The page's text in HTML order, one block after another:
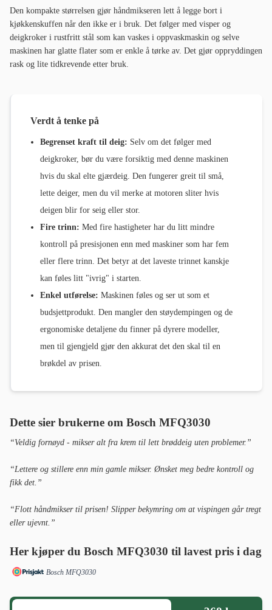
Den kompakte størrelsen gjør håndmikseren lett å legge bort i
kjøkkenskuffen når den ikke er i bruk. Det følger med visper og
deigkroker i rustfritt stål som kan vaskes i oppvaskmaskin og selve
maskinen har glatte flater som er enkle å tørke av. Det gjør oppryddingen
rask og lite tidkrevende etter bruk.
Verdt å tenke på
Begrenset kraft til deig: Selv om det følger med
deigkroker, bør du være forsiktig med denne maskinen
hvis du skal elte gjærdeig. Den fungerer greit til små,
lette deiger, men du vil merke at motoren sliter hvis
deigen blir for seig eller stor.
Fire trinn: Med fire hastigheter har du litt mindre
kontroll på presisjonen enn med maskiner som har fem
eller flere trinn. Det betyr at det laveste trinnet kanskje
kan føles litt "ivrig" i starten.
Enkel utførelse: Maskinen føles og ser ut som et
budsjettprodukt. Den mangler den støydempingen og de
ergonomiske detaljene du finner på dyrere modeller,
men til gjengjeld gjør den akkurat det den skal til en
brøkdel av prisen.
Dette sier brukerne om Bosch MFQ3030
“Veldig fornøyd - mikser alt fra krem til lett brøddeig uten problemer.”
“Lettere og stillere enn min gamle mikser. Ønsket meg bedre kontroll og
fikk det.”
“Flott håndmikser til prisen! Slipper bekymring om at vispingen går tregt
eller ujevnt.”
Her kjøper du Bosch MFQ3030 til lavest pris i dag
Bosch MFQ3030